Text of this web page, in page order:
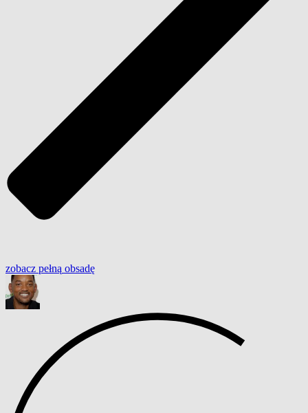
zobacz pełną obsadę